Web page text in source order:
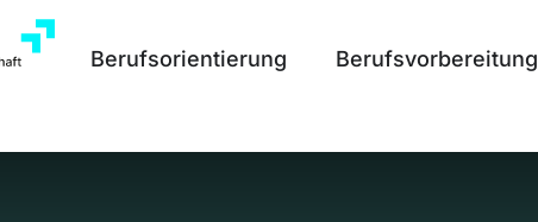
Berufsorientierung Berufsvorbereitung